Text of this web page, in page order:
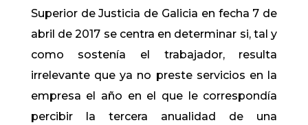
Superior de Justicia de Galicia en fecha 7 de
abril de 2017 se centra en determinar si, tal y
como sostenía el trabajador, resulta
irrelevante que ya no preste servicios en la
empresa el año en el que le correspondía
percibir la tercera anualidad de una